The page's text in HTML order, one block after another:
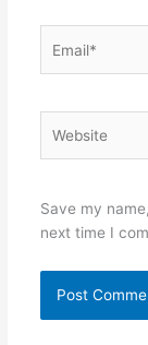
Save my
next time I